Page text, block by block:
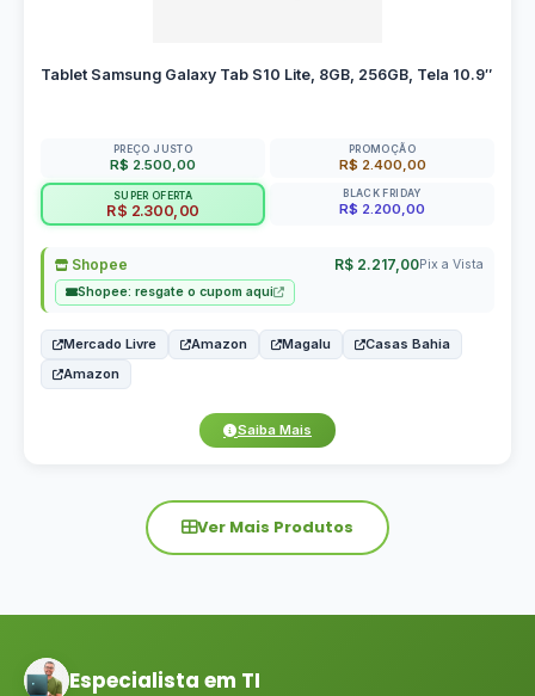
Tablet Samsung Galaxy Tab S10 Lite, 8GB, 256GB, Tela 10.9″
PREÇO JUSTO
R$ 2.500,00
PROMOÇÃO
R$ 2.400,00
SUPER OFERTA
R$ 2.300,00
BLACK FRIDAY
R$ 2.200,00
Shopee R$ 2.217,00Pix a Vista
Shopee: resgate o cupom aqui
Mercado Livre Amazon Magalu
Casas Bahia
Amazon
Saiba Mais
Ver Mais Produtos
Especialista em TI